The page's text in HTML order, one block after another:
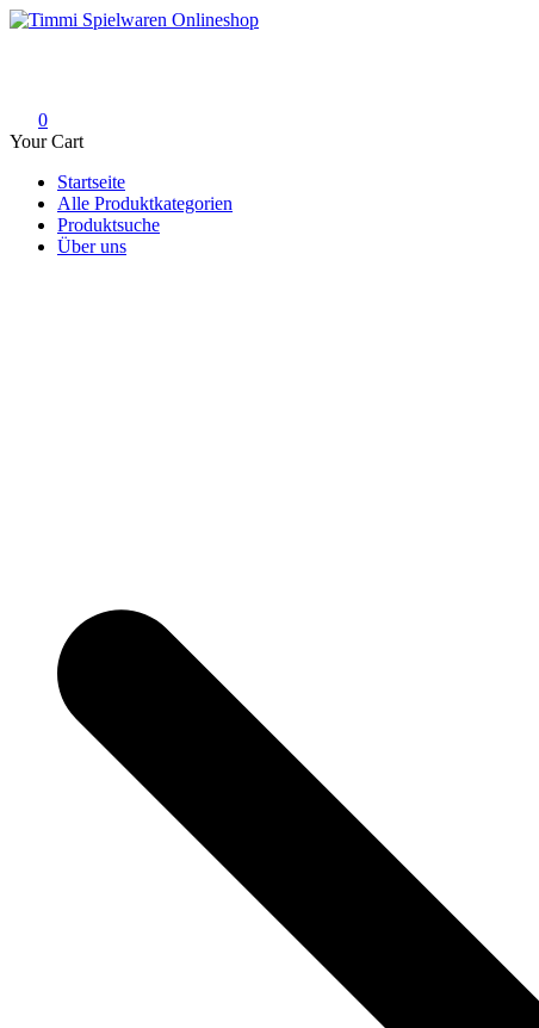
Skip
0
Your Cart
Startseite
Alle Produktkategorien
Produktsuche
Über uns